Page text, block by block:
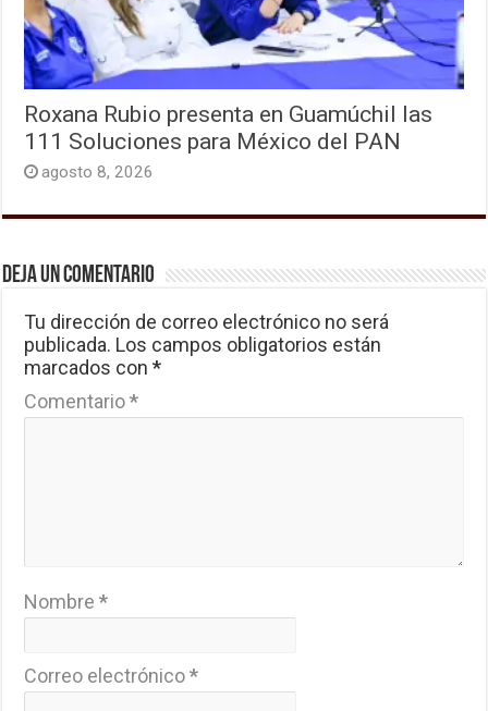
Roxana Rubio presenta en Guamúchil las
111 Soluciones para México del PAN
agosto 8, 2026
Deja un comentario
Tu dirección de correo electrónico no será
publicada. Los campos obligatorios están
marcados con*
Comentario*
Nombre*
Correo electrónico*